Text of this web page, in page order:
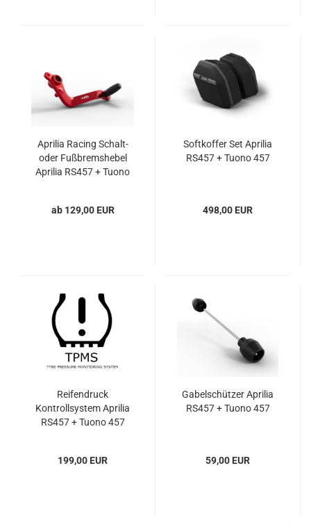
Aprilia Racing Schalt-
oder Fußbremshebel
Aprilia RS457 + Tuono
ab 129,00 EUR
Softkoffer Set Aprilia
RS457 + Tuono 457
498,00 EUR
Reifendruck
Kontrollsystem Aprilia
RS457 + Tuono 457
199,00 EUR
Gabelschützer Aprilia
RS457 + Tuono 457
59,00 EUR